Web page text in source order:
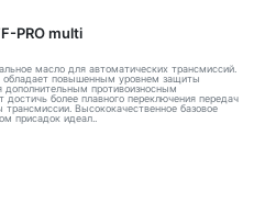
PRO multi
масло для автоматических трансмиссий.
обладает повышенным уровнем защиты
дополнительным противоизносным
достичь более плавного переключения передач
Высококачественное базовое
присадок идеал..